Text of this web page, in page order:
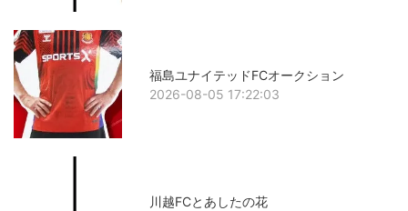
福島ユナイテッドFCオークション
2026-08-05 17:22:03
川越FCとあしたの花